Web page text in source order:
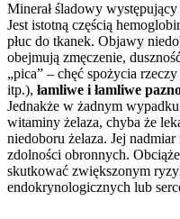
Minerał śladowy
Jest istotną częścią
płuc do tkanek. Objawy
obejmują zmęczenie,
„pica” – chęć spożycia
itp.), łamliwe i łamliwe
Jednakże w żadnym
witaminy żelaza, chyba że
niedoboru żelaza. Jej
zdolności obronnych.
skutkować zwiększonym
endokrynologicznych lub